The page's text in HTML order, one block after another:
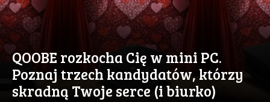
QOOBE rozkocha Cię w mini PC.
Poznaj trzech kandydatów, którzy
skradną Twoje serce (i biurko)